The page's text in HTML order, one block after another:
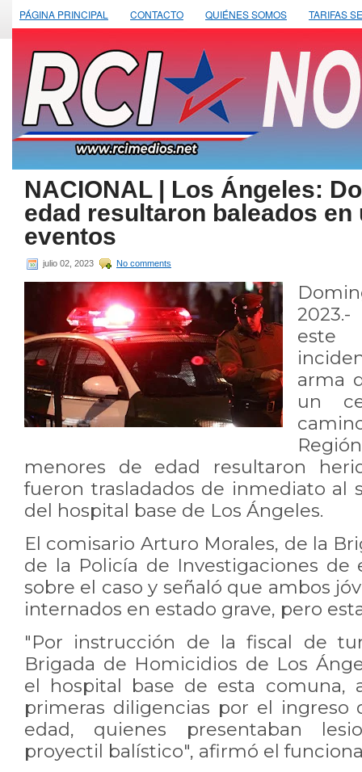
PÁGINA PRINCIPAL CONTACTO QUIÉNES SOMOS TARIFAS
NACIONAL | Los Ángeles:
edad resultaron baleados en
eventos
julio 02, 2023 No comments
arma
un
menores de edad resultaron
fueron trasladados de inmediato al
del hospital base de Los Ángeles.
El comisario Arturo Morales, de la
de la Policía de Investigaciones de
sobre el caso y señaló que ambos
internados en estado grave, pero
"Por instrucción de la fiscal de
Brigada de Homicidios de Los
el hospital base de esta comuna,
primeras diligencias por el ingreso
edad, quienes presentaban
proyectil balístico", afirmó el